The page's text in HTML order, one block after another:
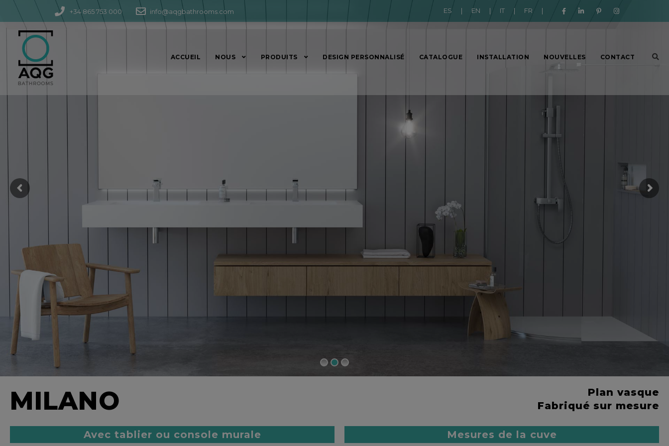
+34 865 753 000 info@aqgbathrooms.com ES | EN | IT | FR |
ACCUEIL NOUS PRODUITS DESIGN PERSONNALISÉ CATALOGUE INSTALLATION NOUVELLES CONTACT
MILANO
Plan vasque
Fabriqué sur mesure
Avec tablier ou console murale Mesures de la cuve